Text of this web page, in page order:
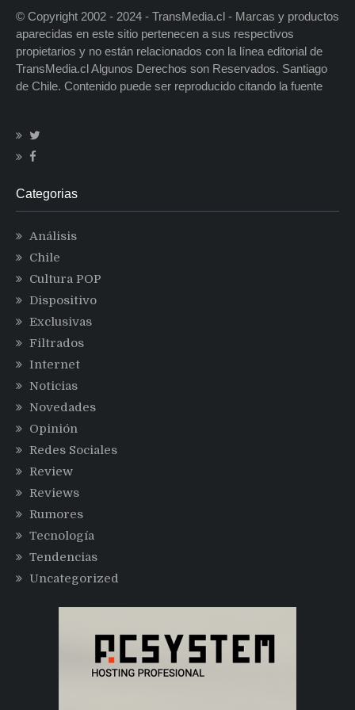
© Copyright 2002 - 2024 - TransMedia.cl - Marcas y productos
aparecidas en este sitio pertenecen a sus respectivos
propietarios y no están relacionados con la línea editorial de
TransMedia.cl Algunos Derechos son Reservados. Santiago
de Chile. Contenido puede ser reproducido citando la fuente
Categorias
Análisis
Chile
Cultura POP
Dispositivo
Exclusivas
Filtrados
Internet
Noticias
Novedades
Opinión
Redes Sociales
Review
Reviews
Rumores
Tecnología
Tendencias
Uncategorized